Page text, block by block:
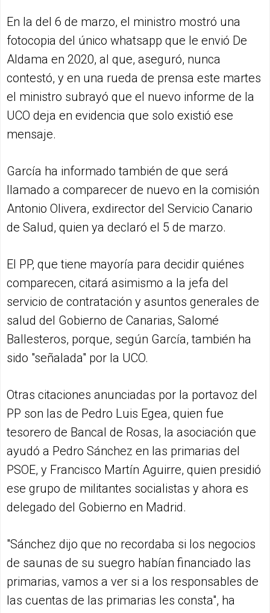
En la del 6 de marzo, el ministro mostró una
fotocopia del único whatsapp que le envió De
Aldama en 2020, al que, aseguró, nunca
contestó, y en una rueda de prensa este martes
el ministro subrayó que el nuevo informe de la
UCO deja en evidencia que solo existió ese
mensaje.
García ha informado también de que será
llamado a comparecer de nuevo en la comisión
Antonio Olivera, exdirector del Servicio Canario
de Salud, quien ya declaró el 5 de marzo.
El PP, que tiene mayoría para decidir quiénes
comparecen, citará asimismo a la jefa del
servicio de contratación y asuntos generales de
salud del Gobierno de Canarias, Salomé
Ballesteros, porque, según García, también ha
sido "señalada" por la UCO.
Otras citaciones anunciadas por la portavoz del
PP son las de Pedro Luis Egea, quien fue
tesorero de Bancal de Rosas, la asociación que
ayudó a Pedro Sánchez en las primarias del
PSOE, y Francisco Martín Aguirre, quien presidió
ese grupo de militantes socialistas y ahora es
delegado del Gobierno en Madrid.
"Sánchez dijo que no recordaba si los negocios
de saunas de su suegro habían financiado las
primarias, vamos a ver si a los responsables de
las cuentas de las primarias les consta", ha